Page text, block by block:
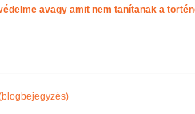
avagy amit nem tanítanak a